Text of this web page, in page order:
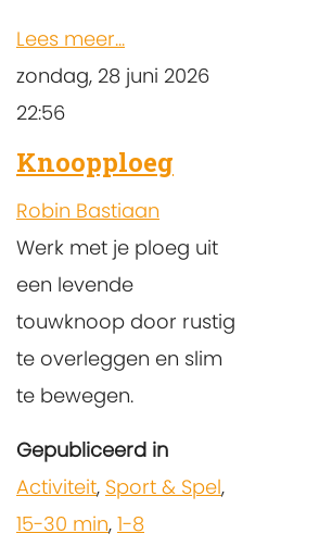
Lees meer...
zondag, 28 juni 2026
22:56
Knoopploeg
Robin Bastiaan
Werk met je ploeg uit
een levende
touwknoop door rustig
te overleggen en slim
te bewegen.
Gepubliceerd in
Activiteit, Sport & Spel,
15-30 min, 1-8